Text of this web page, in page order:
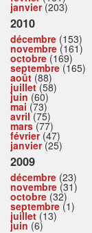
janvier(203)
2010
décembre (153)
novembre (161)
octobre (169)
septembre (165)
août (88)
juillet(58)
juin (60)
mai (73)
avril(75)
mars(77)
février(47)
janvier(25)
2009
décembre (23)
novembre (31)
octobre (32)
septembre (1)
juillet (13)
juin (6)